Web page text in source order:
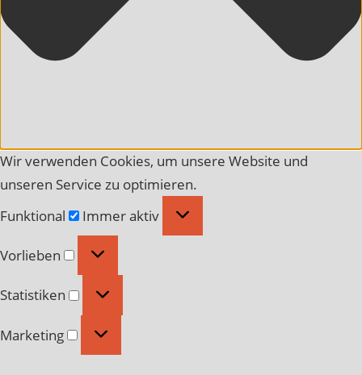
Wir verwenden Cookies, um unsere Website und
unseren Service zu optimieren.
Funktional
Funktional
Immer aktiv
Vorlieben Vorlieben
Statistiken Statistiken
Marketing Marketing